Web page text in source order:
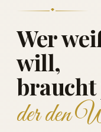
Wer
will,
braucht
der den